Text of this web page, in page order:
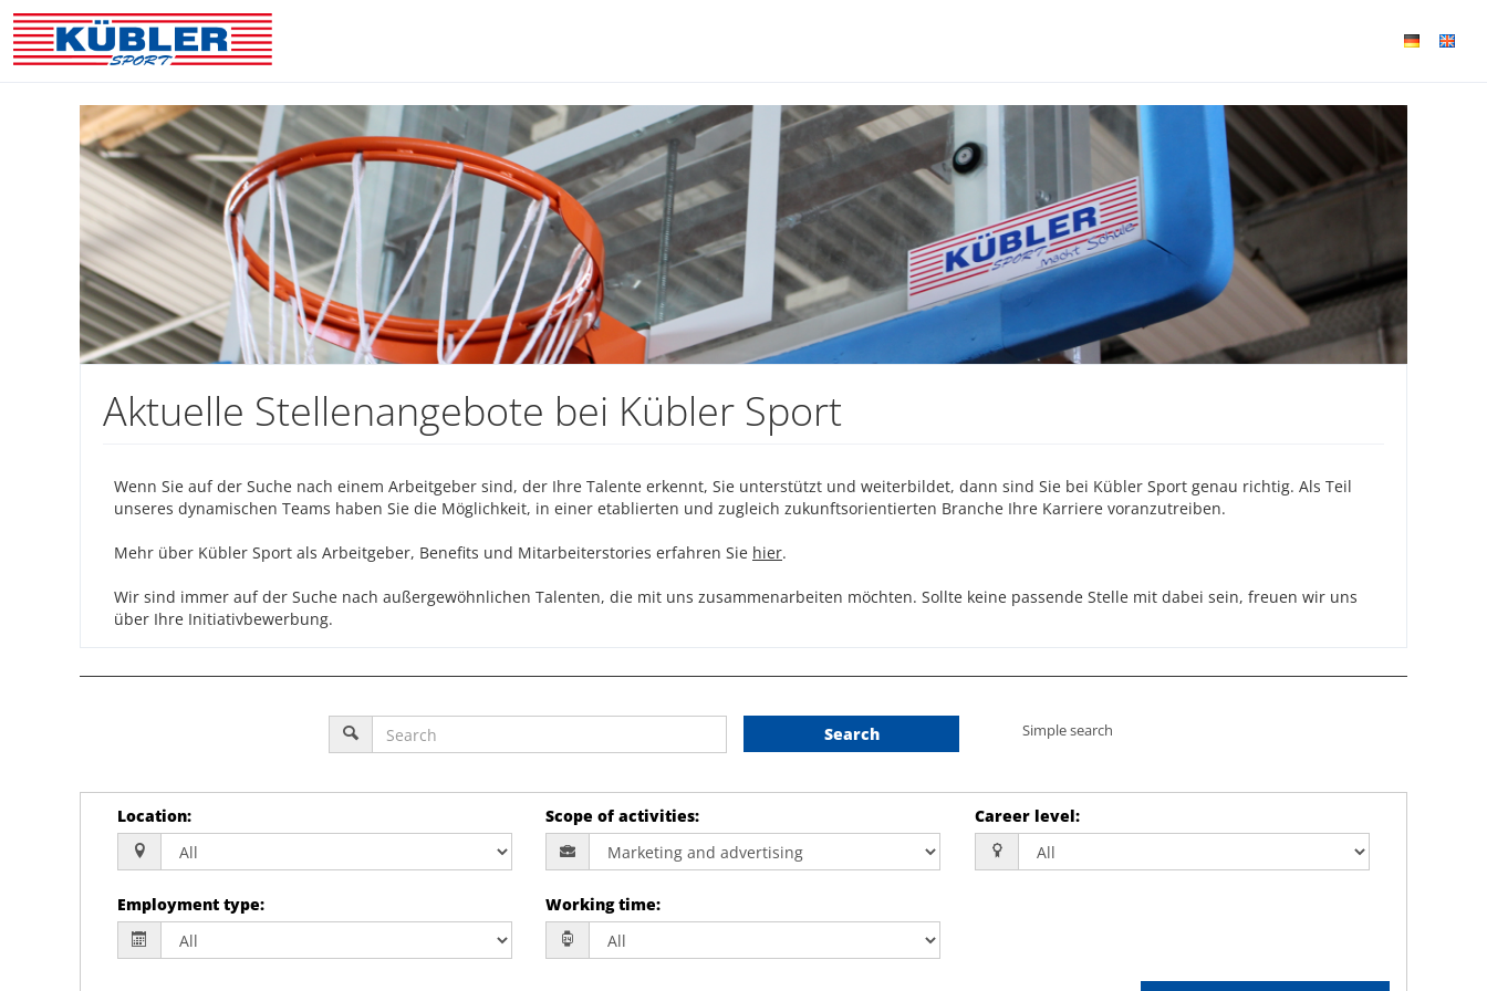
Aktuelle Stellenangebote bei Kübler Sport
Wenn Sie auf der Suche nach einem Arbeitgeber sind, der Ihre Talente erkennt, Sie unterstützt und weiterbildet, dann sind Sie bei Kübler Sport genau richtig. Als Teil
unseres dynamischen Teams haben Sie die Möglichkeit, in einer etablierten und zugleich zukunftsorientierten Branche Ihre Karriere voranzutreiben.
Mehr über Kübler Sport als Arbeitgeber, Benefits und Mitarbeiterstories erfahren Sie hier.
Wir sind immer auf der Suche nach außergewöhnlichen Talenten, die mit uns zusammenarbeiten möchten. Sollte keine passende Stelle mit dabei sein, freuen wir uns
über Ihre Initiativbewerbung.
Search Simple search
Location: Scope of activities: Career level:
Employment type: Working time: